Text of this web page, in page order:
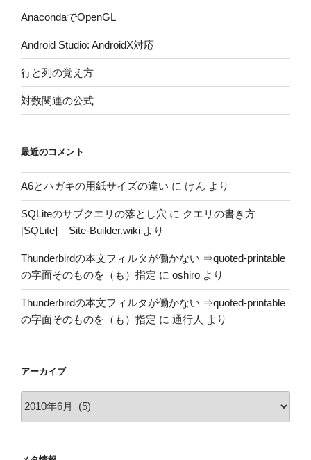
AnacondaでOpenGL
Android Studio: AndroidX対応
行と列の覚え方
対数関連の公式
最近のコメント
A6とハガキの用紙サイズの違い に けん より
SQLiteのサブクエリの落とし穴 に クエリの書き方
[SQLite] – Site-Builder.wiki より
Thunderbirdの本文フィルタが働かない ⇒quoted-printable
の字面そのものを（も）指定 に oshiro より
Thunderbirdの本文フィルタが働かない ⇒quoted-printable
の字面そのものを（も）指定 に 通行人 より
アーカイブ